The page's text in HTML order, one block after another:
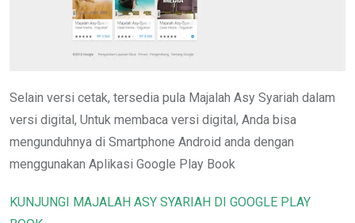
Selain versi cetak, tersedia pula Majalah Asy Syariah dalam
versi digital, Untuk membaca versi digital, Anda bisa
mengunduhnya di Smartphone Android anda dengan
menggunakan Aplikasi Google Play Book
KUNJUNGI MAJALAH ASY SYARIAH DI GOOGLE PLAY